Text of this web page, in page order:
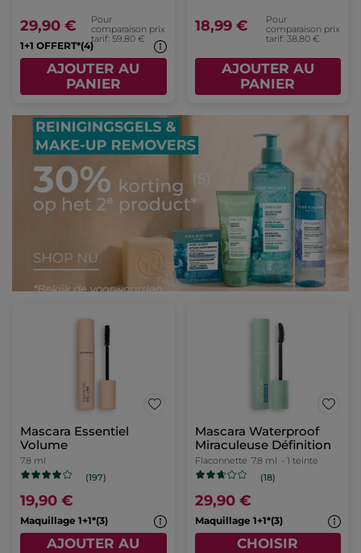
29,90 €
Pour
comparaison prix
tarif: 59,80 €
1+1 OFFERT*(4)
AJOUTER AU
PANIER
18,99 €
Pour
comparaison prix
tarif: 38,80 €
AJOUTER AU
PANIER
Mascara Essentiel
Volume
7.8 ml
(197)
19,90 €
Maquillage 1+1*(3)
AJOUTER AU
Mascara Waterproof
Miraculeuse Définition
Flaconnette 7.8 ml - 1 teinte
(18)
29,90 €
Maquillage 1+1*(3)
CHOISIR